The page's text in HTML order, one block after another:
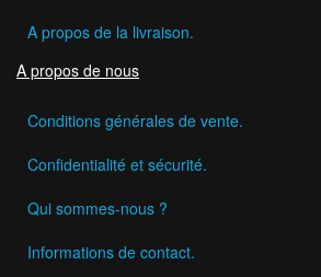
A propos de la livraison.
A propos de nous
Conditions générales de vente.
Confidentialité et sécurité.
Qui sommes-nous ?
Informations de contact.